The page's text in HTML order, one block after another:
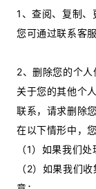
1、查阅、复制、
您可通过联系客
2、删除您的个人
关于您的其他个
联系，请求删除
在以下情形中，
（1）如果我们
（2）如果我们